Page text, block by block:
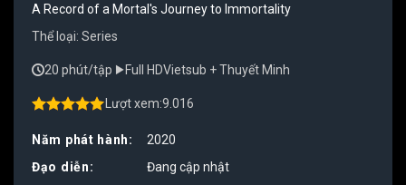
A Record of a Mortal's Journey to Immortality
Thể loại: Series
20 phút/tập Full HDVietsub + Thuyết Minh
5
Lượt xem:9.016
Năm phát hành:
2020
Đạo diễn:
Đang cập nhật